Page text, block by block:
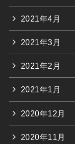
2021年4月
2021年3月
2021年2月
2021年1月
2020年12月
2020年11月